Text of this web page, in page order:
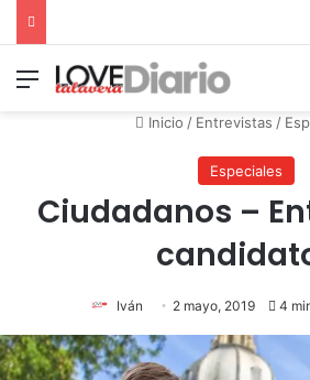
Menú
Inicio / Entrevistas /
Especiales
Ciudadanos –
Iván 2 mayo, 2019 4